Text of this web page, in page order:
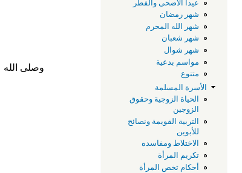
عيدا الأضحى والفطر
شهر رمضان
شهر الله المحرم
شهر شعبان
شهر شوال
مواسم بدعية
متنوع
الأسرة المسلمة
الحياة الزوجية وحقوق
الزوجين
التربية القويمة ونصائح
للأبوين
الاختلاط ومفاسده
تكريم المرأة
أحكام تخص المرأة
وصلى الله